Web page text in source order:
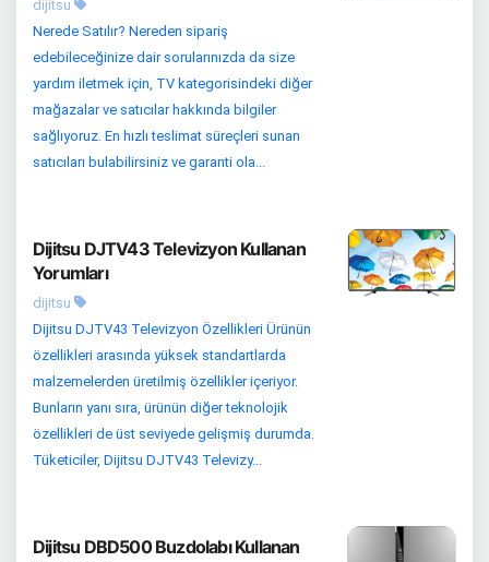
dijitsu
Nerede Satılır? Nereden sipariş
edebileceğinize dair sorularınızda da size
yardım iletmek için, TV kategorisindeki diğer
mağazalar ve satıcılar hakkında bilgiler
sağlıyoruz. En hızlı teslimat süreçleri sunan
satıcıları bulabilirsiniz ve garanti ola...
Dijitsu DJTV43 Televizyon Kullanan
Yorumları
dijitsu
Dijitsu DJTV43 Televizyon Özellikleri Ürünün
özellikleri arasında yüksek standartlarda
malzemelerden üretilmiş özellikler içeriyor.
Bunların yanı sıra, ürünün diğer teknolojik
özellikleri de üst seviyede gelişmiş durumda.
Tüketiciler, Dijitsu DJTV43 Televizy...
Dijitsu DBD500 Buzdolabı Kullanan